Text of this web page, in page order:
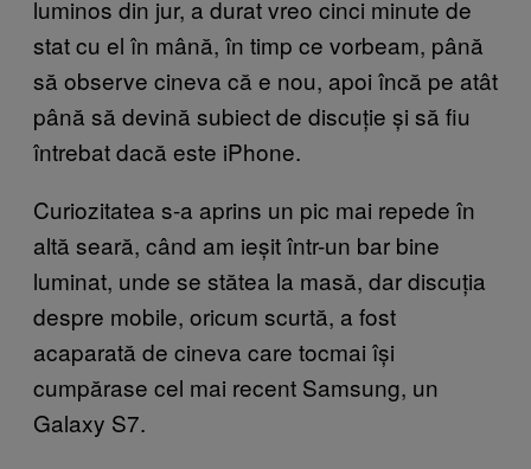
luminos din jur, a durat vreo cinci minute de
stat cu el în mână, în timp ce vorbeam, până
să observe cineva că e nou, apoi încă pe atât
până să devină subiect de discuție și să fiu
întrebat dacă este iPhone.
Curiozitatea s-a aprins un pic mai repede în
altă seară, când am ieșit într-un bar bine
luminat, unde se stătea la masă, dar discuția
despre mobile, oricum scurtă, a fost
acaparată de cineva care tocmai își
cumpărase cel mai recent Samsung, un
Galaxy S7.